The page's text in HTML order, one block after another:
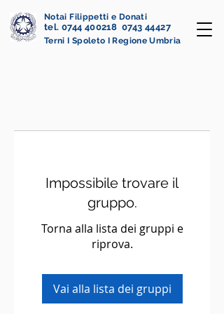
Notai Filippetti e Donati
tel. 0744 400218 0743 44427
Terni I Spoleto I Regione Umbria
Impossibile trovare il
gruppo.
Torna alla lista dei gruppi e
riprova.
Vai alla lista dei gruppi